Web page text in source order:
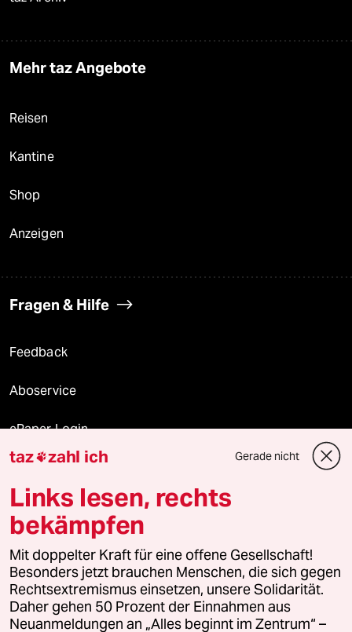
Mehr taz Angebote
Reisen
Kantine
Shop
Anzeigen
Fragen & Hilfe
Feedback
Aboservice
ePaper Login
Downloads für Abonnierende
© 2026 taz Verlags und Vertriebs GmbH
Alle Rechte vorbehalten. Bei rechtlichen Fragen oder für Genehmigungen
wenden Sie sich bitte an
lizenzen@taz.de
Feedback Redaktionsstatut Kommune-Richtlinien
taz zahl ich Gerade nicht
Links lesen, rechts
bekämpfen
Mit doppelter Kraft für eine offene Gesellschaft!
Besonders jetzt brauchen Menschen, die sich gegen
Rechtsextremismus einsetzen, unsere Solidarität.
Daher gehen 50 Prozent der Einnahmen aus
Neuanmeldungen an „Alles beginnt im Zentrum“ –